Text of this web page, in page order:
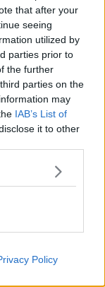
that after your
seeing
utilized by
parties prior to
the further
parties on the
may
IAB’s List of
it to other
Policy
e non al
il minor
Lo strumento del
dovrebbe inoltre
compiere?
di sfruttare
con importi
di una
degli appalti
quota del monte
soggetti pubblici e
o fornire
per, ad
e/ o inutilizzati,
mq dei Forni di S.
pesa sulle